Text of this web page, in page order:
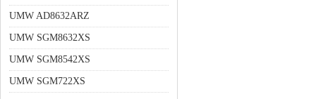
UMW AD8632ARZ
UMW SGM8632XS
UMW SGM8542XS
UMW SGM722XS